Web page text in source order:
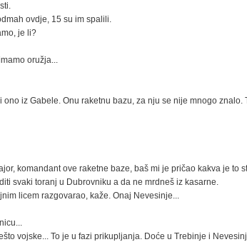
ovdje, 15 su im spalili.
je li?
oružja...
ono iz Gabele. Onu raketnu bazu, za nju se nije mnogo znalo.
komandant ove raketne baze, baš mi je pričao kakva je to
svaki toranj u Dubrovniku a da ne mrdneš iz kasarne.
licem razgovarao, kaže. Onaj Nevesinje...
vojske... To je u fazi prikupljanja. Doće u Trebinje i